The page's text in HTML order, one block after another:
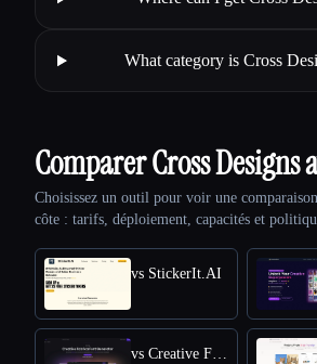
What category is Cross
Comparer Cross Designs
Choisissez un outil pour voir une
côte : tarifs, déploiement, capacités et
vs StickerIt.AI
vs Creative Fabrica